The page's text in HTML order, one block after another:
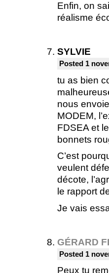
Enfin, on
réalisme
SYLVIE
Posted 1
tu as bien
nous
MODEM,
FDSEA et
bonnets
C’est
veulent
décote,
le rapport
Je vais
GÉRARD
Posted 1
Peux tu